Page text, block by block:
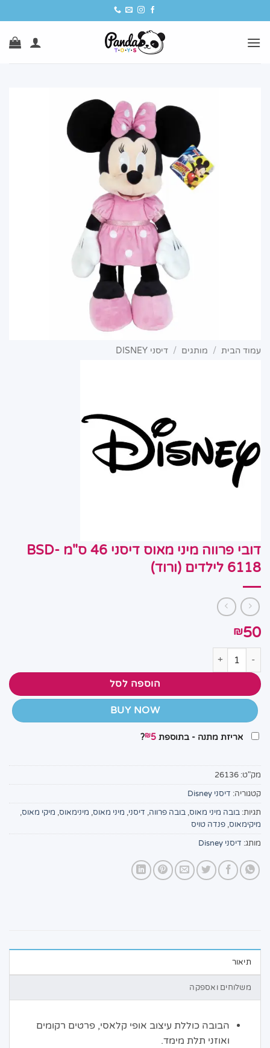
to
content
עמוד הבית / מותגים / דיסני DISNEY
דובי פרווה מיני מאוס דיסני 46 ס"מ BSD-
6118 לילדים (ורוד)
₪50
כמות של דובי פרווה מיני מאוס דיסני 46 ס"מ BSD-6118 לילדים (ורוד)
הוספה לסל
BUY NOW
אריזת מתנה - בתוספת ₪5
?
מק"ט: 26136
קטגוריה: דיסני Disney
תגיות: בובה מיני מאוס, בובה פרווה, דיסני, מיני מאוס, מינימאוס, מיקי מאוס,
מיקימאוס, פנדה טויס
מותג: דיסני Disney
תיאור
משלוחים ואספקה
הבובה כוללת עיצוב אופי קלאסי, פרטים רקומים
ואוזני תלת מימד.